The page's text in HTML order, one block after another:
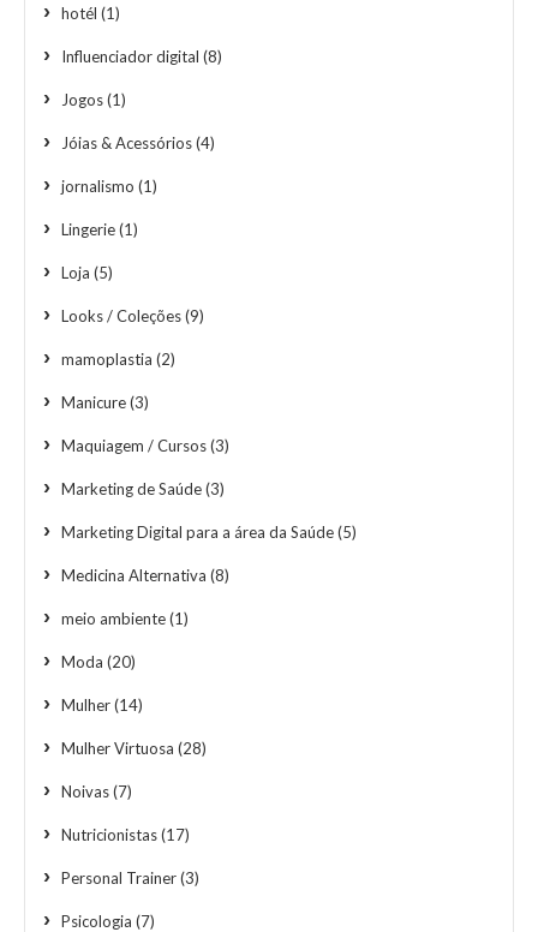
hotél (1)
Influenciador digital (8)
Jogos(1)
Jóias & Acessórios(4)
jornalismo (1)
Lingerie(1)
Loja (5)
Looks / Coleções(9)
mamoplastia (2)
Manicure(3)
Maquiagem / Cursos(3)
Marketing de Saúde(3)
Marketing Digital para a área da Saúde(5)
Medicina Alternativa (8)
meio ambiente(1)
Moda (20)
Mulher(14)
Mulher Virtuosa (28)
Noivas(7)
Nutricionistas(17)
Personal Trainer(3)
Psicologia (7)